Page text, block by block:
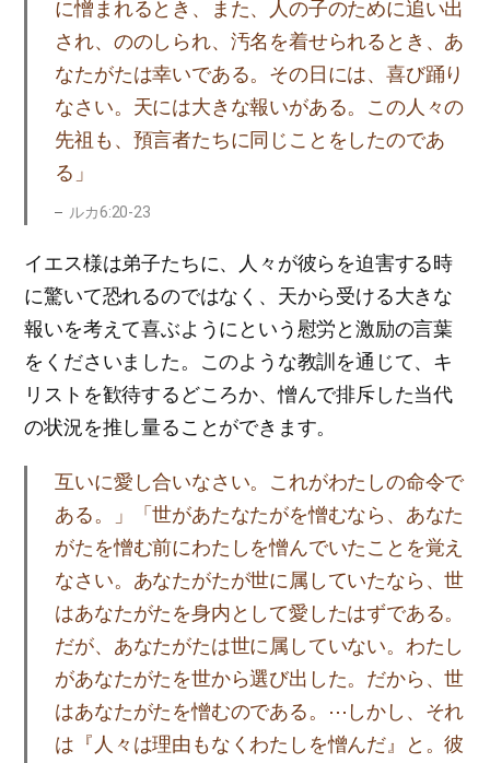
に憎まれるとき、また、人の子のために追い出
され、ののしられ、汚名を着せられるとき、あ
なたがたは幸いである。その日には、喜び踊り
なさい。天には大きな報いがある。この人々の
先祖も、預言者たちに同じことをしたのであ
る」
ルカ6:20-23
イエス様は弟子たちに、人々が彼らを迫害する時
に驚いて恐れるのではなく、天から受ける大きな
報いを考えて喜ぶようにという慰労と激励の言葉
をくださいました。このような教訓を通じて、キ
リストを歓待するどころか、憎んで排斥した当代
の状況を推し量ることができます。
互いに愛し合いなさい。これがわたしの命令で
ある。」「世があたなたがを憎むなら、あなた
がたを憎む前にわたしを憎んでいたことを覚え
なさい。あなたがたが世に属していたなら、世
はあなたがたを身内として愛したはずである。
だが、あなたがたは世に属していない。わたし
があなたがたを世から選び出した。だから、世
はあなたがたを憎むのである。⋯しかし、それ
は『人々は理由もなくわたしを憎んだ』と。彼